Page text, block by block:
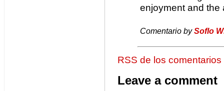
enjoyment and the
Comentario bySoflo
RSS de los comentarios
Leave a comment